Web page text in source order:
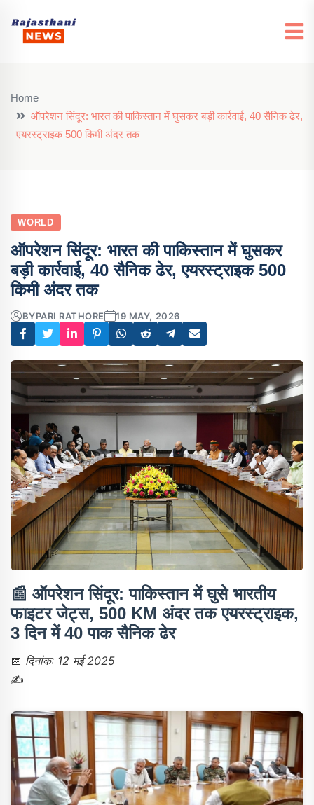
Home
ऑपरेशन सिंदूर: भारत की पाकिस्तान में घुसकर बड़ी कार्रवाई, 40 सैनिक ढेर,
एयरस्ट्राइक 500 किमी अंदर तक
WORLD
ऑपरेशन सिंदूर: भारत की पाकिस्तान में घुसकर
बड़ी कार्रवाई, 40 सैनिक ढेर, एयरस्ट्राइक 500
किमी अंदर तक
BYPARI RATHORE 19 MAY, 2026
📰 ऑपरेशन सिंदूर: पाकिस्तान में घुसे भारतीय
फाइटर जेट्स, 500 KM अंदर तक एयरस्ट्राइक,
3 दिन में 40 पाक सैनिक ढेर
📅 दिनांक: 12 मई 2025
✍️